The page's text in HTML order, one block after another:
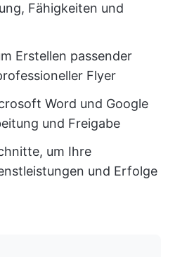
Fähigkeiten und
Erstellen passender
Flyer
Word und Google
und Freigabe
um Ihre
und Erfolge